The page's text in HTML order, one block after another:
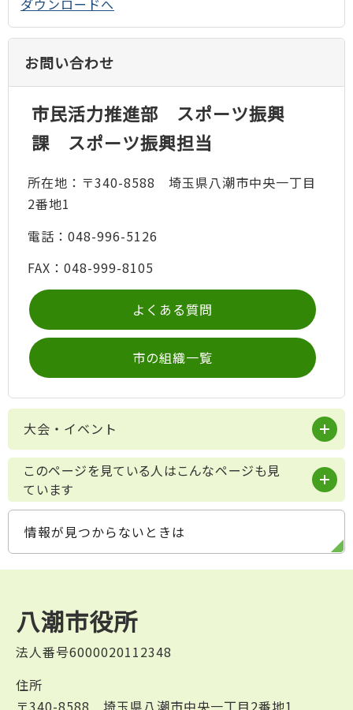
お問い合わせ
市民活力推進部 スポーツ振興
課 スポーツ振興担当
所在地：〒340-8588 埼玉県八潮市中央一丁目
2番地1
電話：048-996-5126
FAX：048-999-8105
よくある質問
市の組織一覧
大会・イベント
このページを見ている人はこんなページも見
ています
情報が見つからないときは
八潮市役所
法人番号6000020112348
住所